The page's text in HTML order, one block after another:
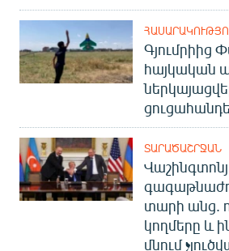
Գյումրիից
հայկական
ՏԱՐԱԾԱՇՐՋԱՆ
տարի անց.
կողմերը և
մնում